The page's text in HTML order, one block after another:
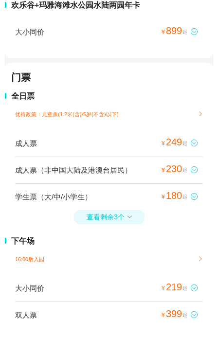
欢乐谷+玛雅海滩水公园水陆两园年卡
大小同价 ¥ 899起 
门票
全日票
优待政策：儿童票(1.2米(含)/5岁(不含)以下) 
成人票 ¥ 249起 
成人票（非中国大陆及港澳台居民） ¥ 230起 
学生票（大/中/小学生） ¥ 180起 
查看剩余3个 
下午场
16:00后入园 
大小同价 ¥ 219起 
双人票 ¥399起 